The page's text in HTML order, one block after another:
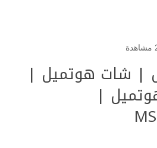
| شات هوتميل |
|